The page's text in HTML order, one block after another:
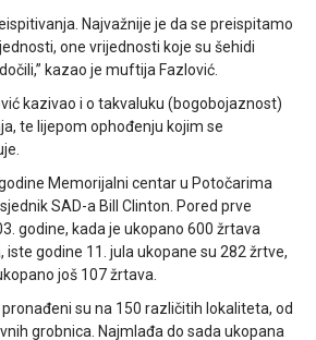
Najvažnije je da se preispitamo
one vrijednosti koje su šehidi
kazao je muftija Fazlović.
kazivao i o takvaluku (bogobojaznost)
te lijepom ophođenju kojim se
Memorijalni centar u Potočarima
SAD-a Bill Clinton. Pored prve
godine, kada je ukopano 600 žrtava
iste godine 11. jula ukopane su 282 žrtve,
još 107 žrtava.
su na 150 različitih lokaliteta, od
grobnica. Najmlađa do sada ukopana